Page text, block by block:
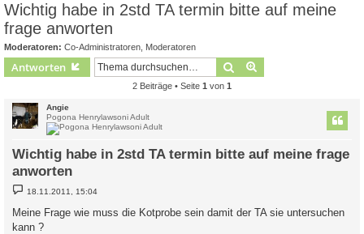
Wichtig habe in 2std TA termin bitte auf meine
frage anworten
Moderatoren: Co-Administratoren Moderatoren
Antworten Suche
2 Beiträge • Seite 1 von 1
Angie
Pogona Henrylawsoni Adult
Wichtig habe in 2std TA termin bitte auf meine frage
anworten
B
e
t
r
18.11.2011, 15:04
Meine Frage wie muss die Kotprobe sein damit der TA sie untersuchen
kann ?